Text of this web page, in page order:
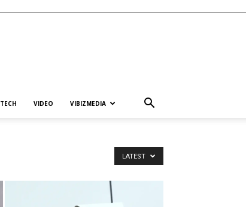
TECH VIDEO VIBIZMEDIA
LATEST